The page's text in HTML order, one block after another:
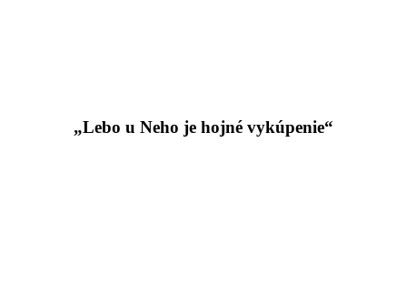
„Lebo u Neho je hojné vykúpenie“